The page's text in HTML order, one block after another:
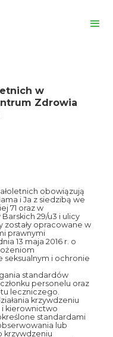
w
Zdrowia
obowiązują
i Ja z siedzibą we
71 oraz w
29/u3 i ulicy
zostały opracowane w
prawnymi
13 maja 2016 r. o
seksualnym i ochronie
standardów
personelu oraz
leczniczego.
krzywdzeniu
i kierownictwo
standardami
lub
krzywdzeniu